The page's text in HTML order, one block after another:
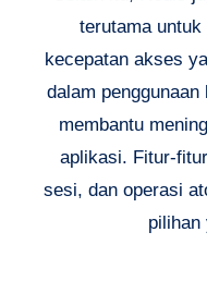
terutama
kecepatan akses
dalam
membantu
aplikasi. Fitur-
sesi, dan operasi
pilihan